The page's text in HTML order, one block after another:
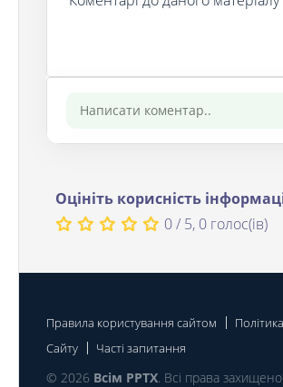
Оцініть корисність
0 / 5, 0 голос(ів)
Правила користування сайтом
Сайту
Часті запитання
© 2026 Всім PPTX. Всі права захищено.